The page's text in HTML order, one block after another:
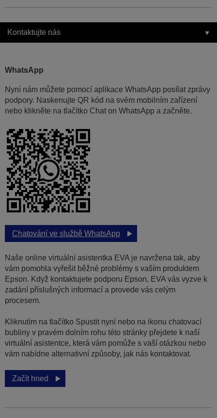
Kontaktujte nás
WhatsApp
Nyní nám můžete pomocí aplikace WhatsApp posílat zprávy
podpory. Naskenujte QR kód na svém mobilním zařízení
nebo klikněte na tlačítko Chat on WhatsApp a začněte.
Chatování ve službě WhatsApp
Naše online virtuální asistentka EVA je navržena tak, aby
vám pomohla vyřešit běžné problémy s vaším produktem
Epson. Když kontaktujete podporu Epson, EVA vás vyzve k
zadání příslušných informací a provede vás celým
procesem.
Kliknutím na tlačítko Spustit nyní nebo na ikonu chatovací
bubliny v pravém dolním rohu této stránky přejdete k naší
virtuální asistentce, která vám pomůže s vaší otázkou nebo
vám nabídne alternativní způsoby, jak nás kontaktovat.
Začít hned